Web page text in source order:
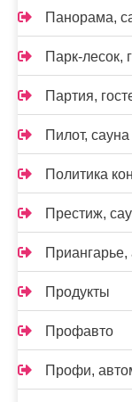
Панорама,
Парк-лесок,
Партия,
Пилот, сауна
Политика
Престиж,
Приангарье,
Продукты
Профавто
Профи,